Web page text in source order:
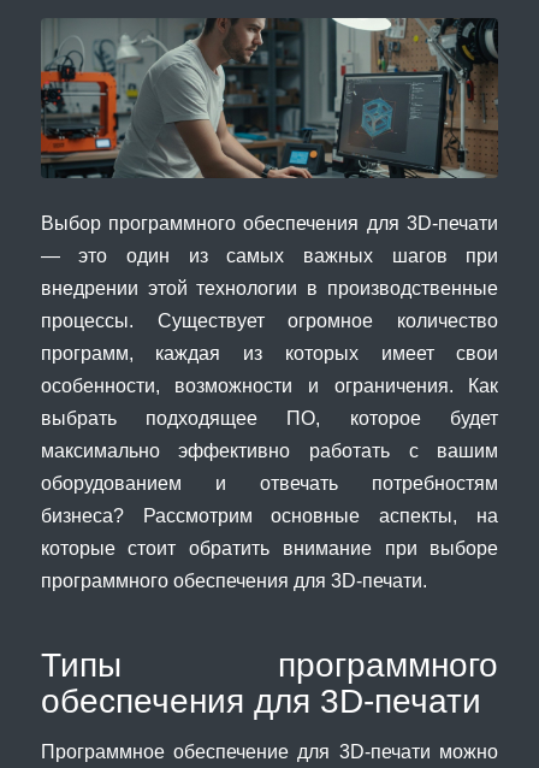
Выбор программного обеспечения для 3D-печати
— это один из самых важных шагов при
внедрении этой технологии в производственные
процессы. Существует огромное количество
программ, каждая из которых имеет свои
особенности, возможности и ограничения. Как
выбрать подходящее ПО, которое будет
максимально эффективно работать с вашим
оборудованием и отвечать потребностям
бизнеса? Рассмотрим основные аспекты, на
которые стоит обратить внимание при выборе
программного обеспечения для 3D-печати.
Типы программного
обеспечения для 3D-печати
Программное обеспечение для 3D-печати можно